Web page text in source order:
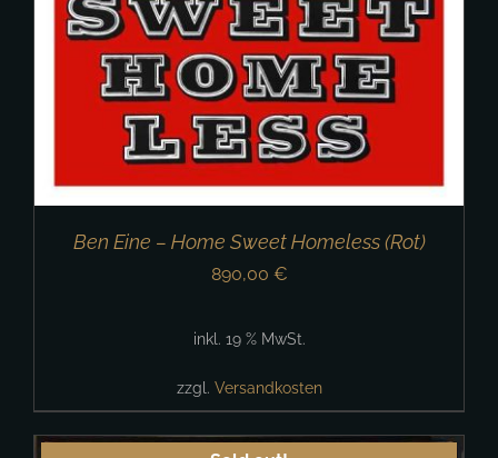
Ben Eine – Home Sweet Homeless (Rot)
890,00 €
inkl. 19 % MwSt.
zzgl. Versandkosten